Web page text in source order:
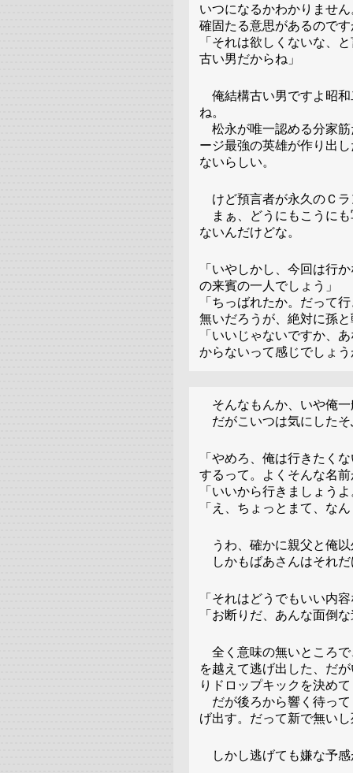
いつになるかわかりませ
確固たる意思があるので
「それは欲しくないな、
古い男だからね」
俺結構古い男ですよ昭和
ね。
松永が唯一認める分家筋
ージ最強の英雄が作り出
ないらしい。
けど預言者が永久のＣラ
まぁ、どうにもこうにも
ないんだけどな。
「いやしかし、今回は行
の来賓の一人でしょう」
「ちっばれたか。だって
無いだろうが、絶対に孫
「いいじゃないですか、
からないって感じでしょ
そんなもんか、いや俺一
だがこいつは気にしたそ
「やめろ、俺は行きたく
するって。よくそんな名
「いいから行きましょう
「え、ちょっとまて、な
うわ、確かに親父と俺以
しかもばあさんはそれだ
「それはどうでもいい内
「お断りだ、あんな面倒
全く意味の無いところで
を越えて逃げ出した、だ
りドロップキックを決め
だが後ろから響く待って
げ出す。だって新で無い
しかし逃げても嫌な予感